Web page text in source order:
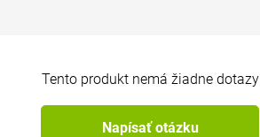
Tento produkt nemá žiadne dotazy
Napísať otázku